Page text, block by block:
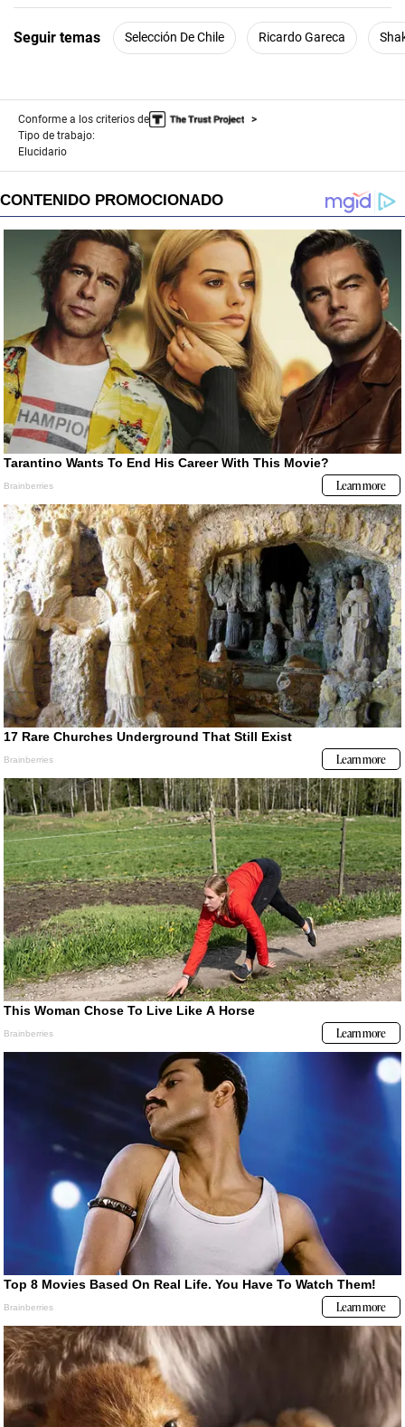
Seguir temas Selección De Chile Ricardo Gareca
Conforme a los criterios de
Tipo de trabajo:
Elucidario